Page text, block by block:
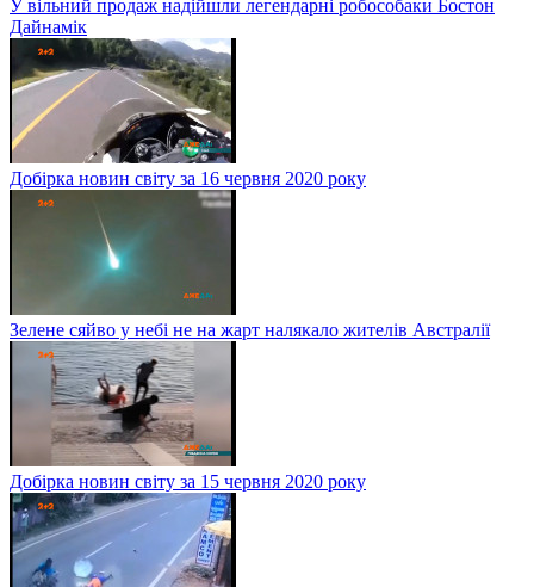
У вільний продаж надійшли легендарні робособаки Бостон
Дайнамік
Добірка новин світу за 16 червня 2020 року
Зелене сяйво у небі не на жарт налякало жителів Австралії
Добірка новин світу за 15 червня 2020 року